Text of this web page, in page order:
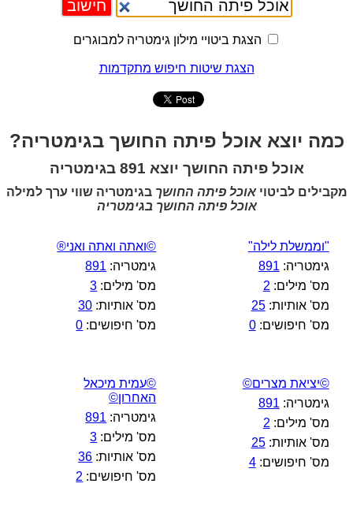
הצגת ביטויי מילון גימטריה למבוגרים
הצגת שיטות חיפוש מתקדמות
כמה יוצא אוכל פיתה החושך בגימטריה?
אוכל פיתה החושך יוצא 891 בגימטריה
מקבילים לביטויאוכל פיתה החושך בגימטריה שווי ערך למילה
אוכל פיתה החושך בגימטריה
"וממשלת לילה"
גימטריה: 891
מס' מילים: 2
מס' אותיות:25
מס' חיפושים:0
©ואתה ואתה ואני®
גימטריה: 891
מס' מילים: 3
מס' אותיות: 30
מס' חיפושים: 0
©יציאת מצרים©
גימטריה: 891
מס' מילים: 2
מס' אותיות:25
מס' חיפושים:4
©עמית מיכאל
האחרון©
גימטריה: 891
מס' מילים: 3
מס' אותיות: 36
מס' חיפושים: 2